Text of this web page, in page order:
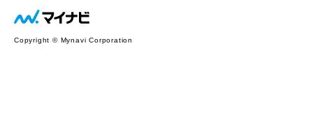
Copyright © Mynavi Corporation